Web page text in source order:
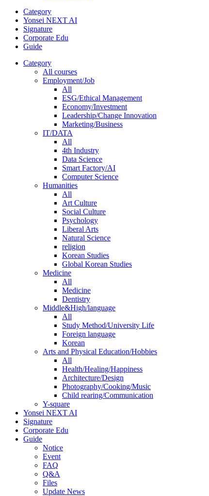
Category
Yonsei NEXT AI
Signature
Corporate Edu
Guide
Category
All courses
Employment/Job
All
ESG/Ethical Management
Economy/Investment
Leadership/Change Innovation
Marketing/Business
IT/DATA
All
4th Industry
Data Science
Smart Factory/AI
Computer Science
Humanities
All
Art Culture
Social Culture
Psychology
Liberal Arts
Natural Science
religion
Korean Studies
Global Korean Studies
Medicine
All
Medicine
Dentistry
Middle&High/language
All
Study Method/University Life
Foreign language
Korean
Arts and Physical Education/Hobbies
All
Health/Healing/Happiness
Architecture/Design
Photography/Cooking/Music
Child rearing/Communication
Y-square
Yonsei NEXT AI
Signature
Corporate Edu
Guide
Notice
Event
FAQ
Q&A
Files
Update News